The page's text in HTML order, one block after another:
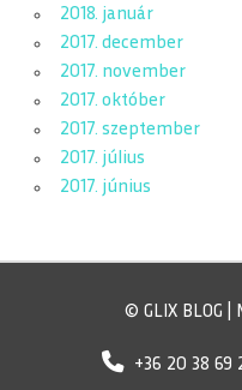
2018. január
2017. december
2017. november
2017. október
2017. szeptember
2017. július
2017. június
© GLIX BLOG
+36 20 38 69